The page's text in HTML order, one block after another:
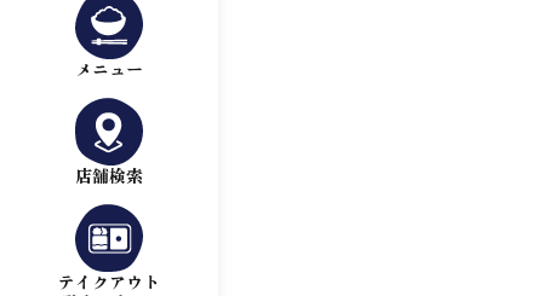
メニュー
店舗検索
テイクアウト